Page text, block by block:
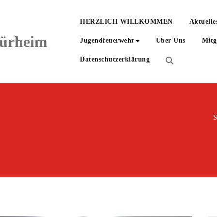
HERZLICH WILLKOMMEN
Jugendfeuerwehr Über Uns
Datenschutzerklärung